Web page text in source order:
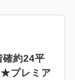
等をご用意して
上質なひととき
約24平
★プレミア